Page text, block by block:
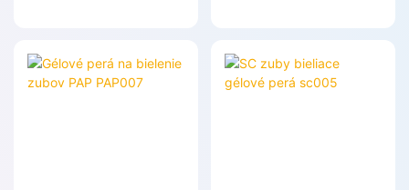
kozmetickými predpismi
amerického úradu FDA.
Prirodzená bezpečná bieliaca
receptúra ​​nielen rozjasňuje